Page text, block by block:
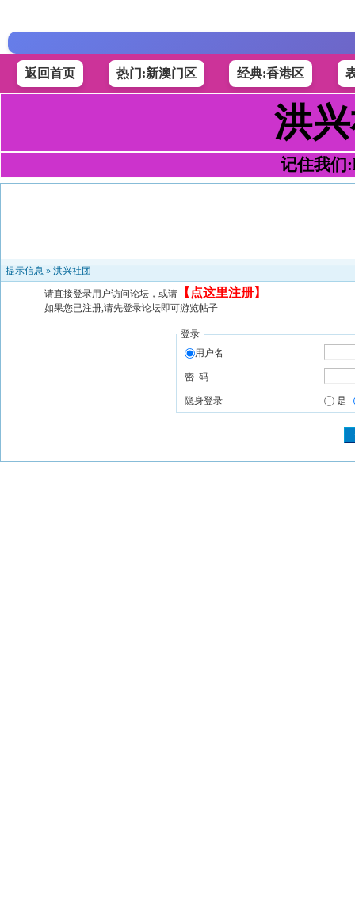
返回首页 热门:新澳门区 经典:香港区
洪
记住我们
提示信息 » 洪兴社团
请直接登录用户访问论坛，或请 【 点这里注册】
如果您已注册,请先登录论坛即可游览帖子
登录
用户名
密 码
隐身登录 是